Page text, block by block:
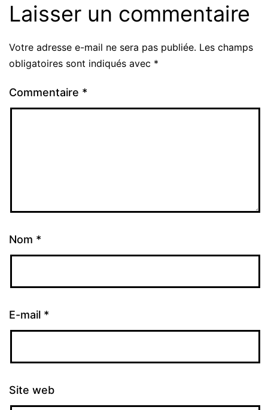
Laisser un commentaire
Votre adresse e-mail ne sera pas publiée. Les champs
obligatoires sont indiqués avec *
Commentaire *
Nom *
E-mail *
Site web